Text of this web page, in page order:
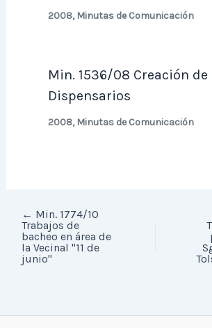
2008, Minutas de Comunicación
Min. 1536/08 Creación de
Dispensarios
2008, Minutas de Comunicación
← Min. 1774/10
Trabajos de
bacheo en área de
la Vecinal "11 de
junio"